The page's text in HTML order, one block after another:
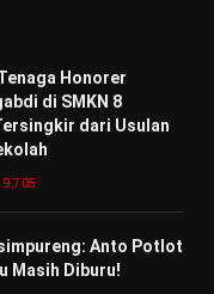
Honorer
di SMKN 8
dari Usulan
9,705
Anto Potlot
Masih Diburu!